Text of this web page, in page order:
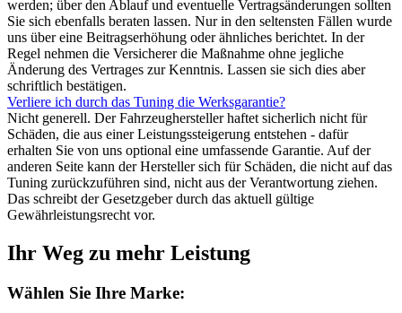
werden; über den Ablauf und eventuelle Vertragsänderungen sollten
Sie sich ebenfalls beraten lassen. Nur in den seltensten Fällen wurde
uns über eine Beitragserhöhung oder ähnliches berichtet. In der
Regel nehmen die Versicherer die Maßnahme ohne jegliche
Änderung des Vertrages zur Kenntnis. Lassen sie sich dies aber
schriftlich bestätigen.
Verliere ich durch das Tuning die Werksgarantie?
Nicht generell. Der Fahrzeughersteller haftet sicherlich nicht für
Schäden, die aus einer Leistungssteigerung entstehen - dafür
erhalten Sie von uns optional eine umfassende Garantie. Auf der
anderen Seite kann der Hersteller sich für Schäden, die nicht auf das
Tuning zurückzuführen sind, nicht aus der Verantwortung ziehen.
Das schreibt der Gesetzgeber durch das aktuell gültige
Gewährleistungsrecht vor.
Ihr Weg zu mehr Leistung
Wählen Sie Ihre Marke: